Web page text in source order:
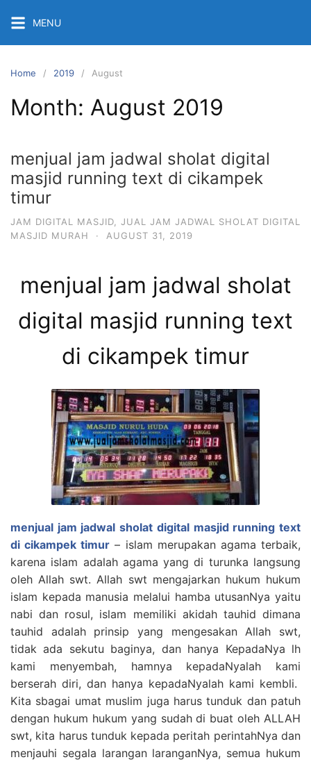
content
MENU
Home 2019 August
Month: August 2019
menjual jam jadwal sholat digital
masjid running text di cikampek
timur
JAM DIGITAL MASJID
JUAL JAM JADWAL SHOLAT DIGITAL
MASJID MURAH
· AUGUST 31, 2019
menjual jam jadwal sholat
digital masjid running text
di cikampek timur
menjual jam jadwal sholat digital masjid running text
di cikampek timur – islam merupakan agama terbaik,
karena islam adalah agama yang di turunka langsung
oleh Allah swt. Allah swt mengajarkan hukum hukum
islam kepada manusia melalui hamba utusanNya yaitu
nabi dan rosul, islam memiliki akidah tauhid dimana
tauhid adalah prinsip yang mengesakan Allah swt,
tidak ada sekutu baginya, dan hanya KepadaNya lh
kami menyembah, hamnya kepadaNyalah kami
berserah diri, dan hanya kepadaNyalah kami kembli.
Kita sbagai umat muslim juga harus tunduk dan patuh
dengan hukum hukum yang sudah di buat oleh ALLAH
swt, kita harus tunduk kepada peritah perintahNya dan
menjauhi segala larangan laranganNya, semua hukum